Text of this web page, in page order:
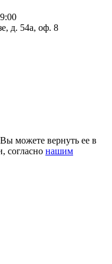
д. 54а, оф. 8
можете вернуть ее в
согласно нашим